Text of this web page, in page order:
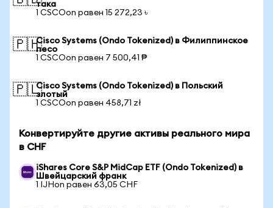
така
1 CSCOon равен 15 272,23 ৳
🇵🇭Cisco Systems (Ondo Tokenized) в Филиппинское
песо
1 CSCOon равен 7 500,41 ₱
🇵🇱Cisco Systems (Ondo Tokenized) в Польский
злотый
1 CSCOon равен 458,71 zł
Конвертируйте другие активы реального мира
в CHF
iShares Core S&P MidCap ETF (Ondo Tokenized) в
Швейцарский франк
1 IJHon равен 63,05 CHF